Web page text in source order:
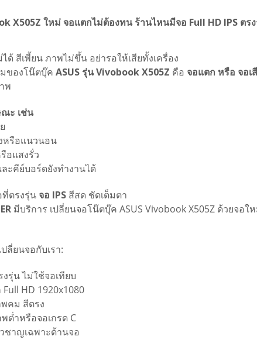
X505Z ใหม่ จอแตกไม่ต้องทน ร้านไหนมีจอ Full HD IPS ตร
ด้ สีเพี้ยน ภาพไม่ขึ้น อย่ารอให้เสียทั้งเครื่อง
ของโน๊ตบุ๊ค ASUS รุ่น Vivobook X505Z คือ จอแตก หรือ จอ
พ
ะ เช่น
หรือแนวนอน
อแสงรั่ว
ะคีย์บอร์ดยังทำงานได้
ที่ตรงรุ่น จอ IPS สีสด ชัดเต็มตา
มีบริการ เปลี่ยนจอโน๊ตบุ๊ค ASUS Vivobook X505Z ด้วยจอใ
ลี่ยนจอกับเรา:
รุ่น ไม่ใช้จอเทียบ
HD 1920x1080
คม สีตรง
ต่ำหรือจอเกรด C
ชาญเฉพาะด้านจอ